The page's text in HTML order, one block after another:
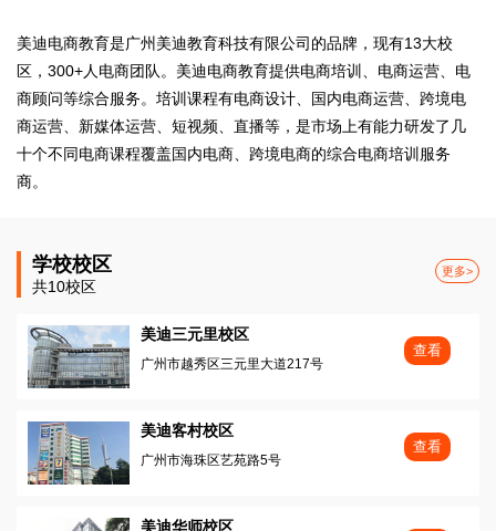
美迪电商教育是广州美迪教育科技有限公司的品牌，现有13大校
区，300+人电商团队。美迪电商教育提供电商培训、电商运营、电
商顾问等综合服务。培训课程有电商设计、国内电商运营、跨境电
商运营、新媒体运营、短视频、直播等，是市场上有能力研发了几
十个不同电商课程覆盖国内电商、跨境电商的综合电商培训服务
商。
学校校区
共10校区
更多>
美迪三元里校区
广州市越秀区三元里大道217号
查看
美迪客村校区
广州市海珠区艺苑路5号
查看
美迪华师校区